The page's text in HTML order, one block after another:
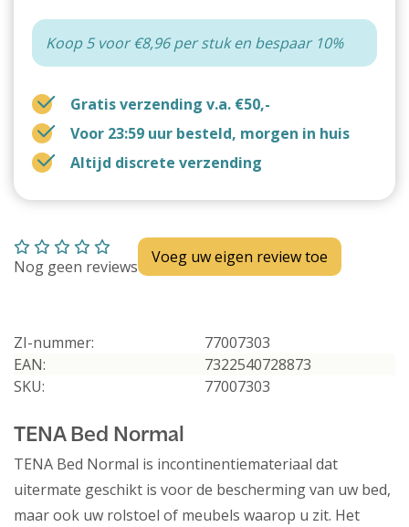
Koop 5 voor €8,96 per stuk en bespaar 10%
Gratis verzending v.a. €50,-
Voor 23:59 uur besteld, morgen in huis
Altijd discrete verzending
Nog geen reviews Voeg uw eigen review toe
ZI-nummer:
77007303
EAN:
7322540728873
SKU:
77007303
TENA Bed Normal
TENA Bed Normal is incontinentiemateriaal dat
uitermate geschikt is voor de bescherming van uw bed,
maar ook uw rolstoel of meubels waarop u zit. Het